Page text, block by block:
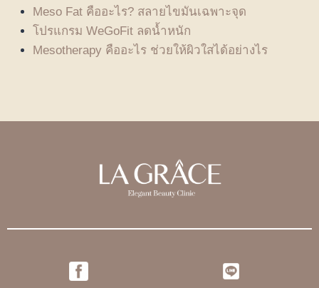
Meso Fat คืออะไร? สลายไขมันเฉพาะจุด
โปรแกรม WeGoFit ลดน้ำหนัก
Mesotherapy คืออะไร ช่วยให้ผิวใสได้อย่างไร